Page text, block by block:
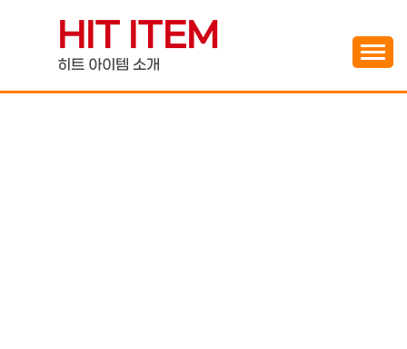
contentHIT ITEM
히트 아이템 소개